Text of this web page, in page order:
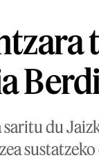
saritu du